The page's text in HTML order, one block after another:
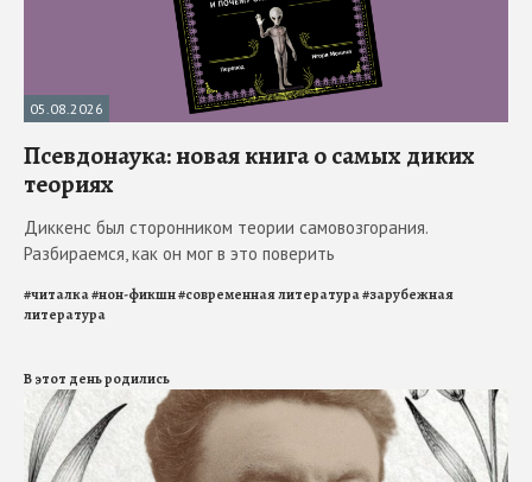
05.08.2026
Псевдонаука: новая книга о самых диких
теориях
Диккенс был сторонником теории самовозгорания.
Разбираемся, как он мог в это поверить
#читалка#нон-фикшн#современная литература#зарубежная
литература
В этот день родились